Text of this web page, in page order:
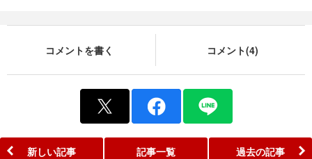
コメントを書く コメント(4)
新しい記事 記事一覧 過去の記事